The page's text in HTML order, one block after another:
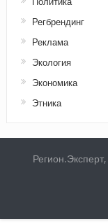
Регбрендинг
Реклама
Экология
Экономика
Этника